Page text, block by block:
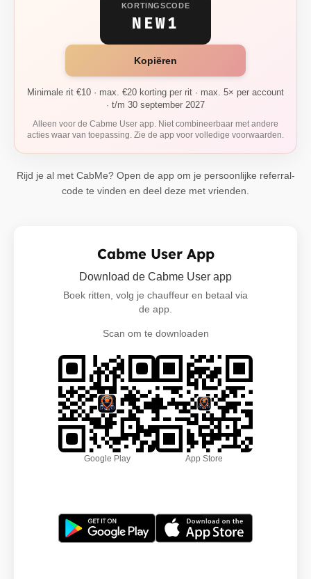
KORTINGSCODE
NEW1
Kopiëren
Minimale rit €10 · max. €20 korting per rit · max. 5× per account
· t/m 30 september 2027
Alleen voor de Cabme User app. Niet combineerbaar met andere
acties waar van toepassing. Zie de app voor volledige voorwaarden.
Rijd je al met CabMe? Open de app om je persoonlijke referral-
code te vinden en deel deze met vrienden.
Cabme User App
Download de Cabme User app
Boek ritten, volg je chauffeur en betaal via
de app.
Scan om te downloaden
Google Play App Store